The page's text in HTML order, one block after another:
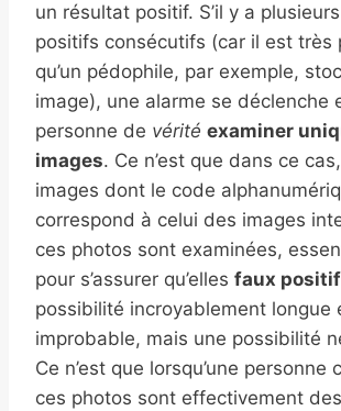
un résultat positif. S’il y a
positifs consécutifs (car il est très
qu’un pédophile, par exemple,
image), une alarme se déclenche
personne de vérité examiner
images. Ce n’est que dans ce
images dont le code
correspond à celui des images
ces photos sont examinées,
pour s’assurer qu’elles faux positif
possibilité incroyablement longue
improbable, mais une possibilité
Ce n’est que lorsqu’une personne
ces photos sont effectivement